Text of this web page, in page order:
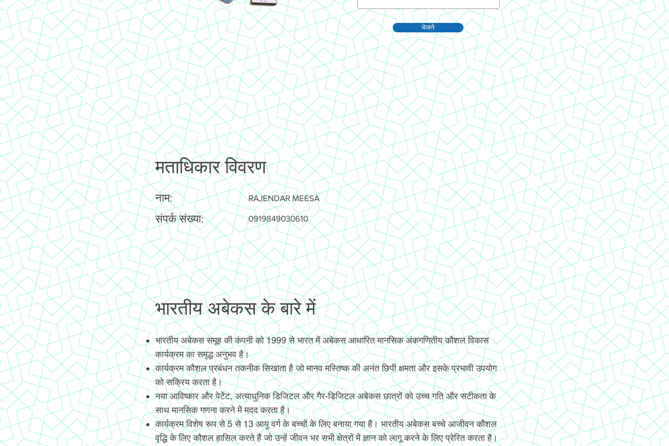
भेजने
मताधिकार विवरण
नाम:
संपर्क संख्या:
RAJENDAR MEESA
0919849030610
भारतीय अबेकस के बारे में
भारतीय अबेकस समूह की कंपनी को 1999 से भारत में अबेकस आधारित मानसिक अंकगणितीय कौशल विकास
कार्यक्रम का समृद्ध अनुभव है।
कार्यक्रम कौशल प्रबंधन तकनीक सिखाता है जो मानव मस्तिष्क की अनंत छिपी क्षमता और इसके प्रभावी उपयोग
को सक्रिय करता है।
नया आविष्कार और पेटेंट, अत्याधुनिक डिजिटल और गैर-डिजिटल अबेकस छात्रों को उच्च गति और सटीकता के
साथ मानसिक गणना करने में मदद करता है।
कार्यक्रम विशेष रूप से 5 से 13 आयु वर्ग के बच्चों के लिए बनाया गया है। भारतीय अबेकस बच्चे आजीवन कौशल
वृद्धि के लिए कौशल हासिल करते हैं जो उन्हें जीवन भर सभी क्षेत्रों में ज्ञान को लागू करने के लिए प्रेरित करता है।